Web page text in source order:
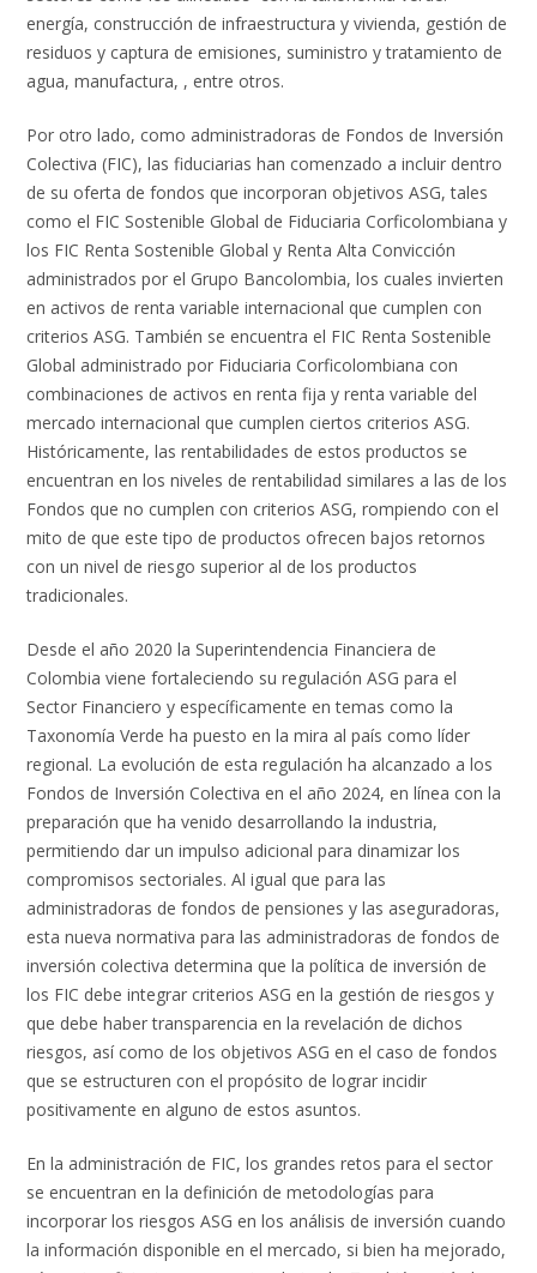
energía, construcción de infraestructura y vivienda, gestión de
residuos y captura de emisiones, suministro y tratamiento de
agua, manufactura, , entre otros.
Por otro lado, como administradoras de Fondos de Inversión
Colectiva (FIC), las fiduciarias han comenzado a incluir dentro
de su oferta de fondos que incorporan objetivos ASG, tales
como el FIC Sostenible Global de Fiduciaria Corficolombiana y
los FIC Renta Sostenible Global y Renta Alta Convicción
administrados por el Grupo Bancolombia, los cuales invierten
en activos de renta variable internacional que cumplen con
criterios ASG. También se encuentra el FIC Renta Sostenible
Global administrado por Fiduciaria Corficolombiana con
combinaciones de activos en renta fija y renta variable del
mercado internacional que cumplen ciertos criterios ASG.
Históricamente, las rentabilidades de estos productos se
encuentran en los niveles de rentabilidad similares a las de los
Fondos que no cumplen con criterios ASG, rompiendo con el
mito de que este tipo de productos ofrecen bajos retornos
con un nivel de riesgo superior al de los productos
tradicionales.
Desde el año 2020 la Superintendencia Financiera de
Colombia viene fortaleciendo su regulación ASG para el
Sector Financiero y específicamente en temas como la
Taxonomía Verde ha puesto en la mira al país como líder
regional. La evolución de esta regulación ha alcanzado a los
Fondos de Inversión Colectiva en el año 2024, en línea con la
preparación que ha venido desarrollando la industria,
permitiendo dar un impulso adicional para dinamizar los
compromisos sectoriales. Al igual que para las
administradoras de fondos de pensiones y las aseguradoras,
esta nueva normativa para las administradoras de fondos de
inversión colectiva determina que la política de inversión de
los FIC debe integrar criterios ASG en la gestión de riesgos y
que debe haber transparencia en la revelación de dichos
riesgos, así como de los objetivos ASG en el caso de fondos
que se estructuren con el propósito de lograr incidir
positivamente en alguno de estos asuntos.
En la administración de FIC, los grandes retos para el sector
se encuentran en la definición de metodologías para
incorporar los riesgos ASG en los análisis de inversión cuando
la información disponible en el mercado, si bien ha mejorado,